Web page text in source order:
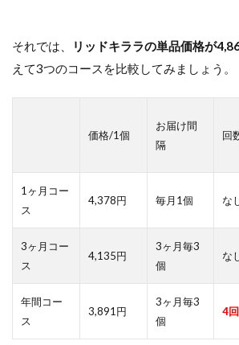
それでは、 リッドキララの単品価格が
えて3つのコースを比較してみましょう。
価格/1個
お届け間
隔
回
1ヶ月コー
ス
4,378円 毎月1個 な
3ヶ月コー
ス
4,135円
3ヶ月毎3
個
な
年間コー
ス
3,891円
3ヶ月毎3
個
4回